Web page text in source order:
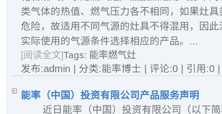
类气体的热值、燃气压力各不相同，如果灶
危险，故适用不同气源的灶具不得混用，因
实际使用的气源条件选择相应的产品。...
[阅读全文]Tags: 能率燃气灶
发布:admin | 分类:能率博士 | 评论:0 | 引用:0
能率（中国）投资有限公司产品服务声明
近日能率（中国）投资有限公司（以下简